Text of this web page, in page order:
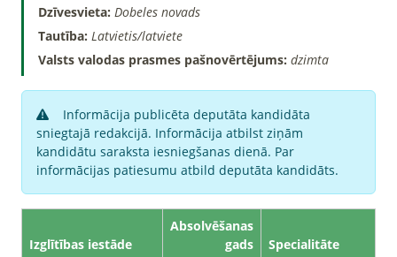
Dzīvesvieta: Dobeles novads
Tautība: Latvietis/latviete
Valsts valodas prasmes pašnovērtējums: dzimta
Informācija publicēta deputāta kandidāta
sniegtajā redakcijā. Informācija atbilst ziņām
kandidātu saraksta iesniegšanas dienā. Par
informācijas patiesumu atbild deputāta kandidāts.
Izglītības iestāde
Absolvēšanas
gads
Specialitāte